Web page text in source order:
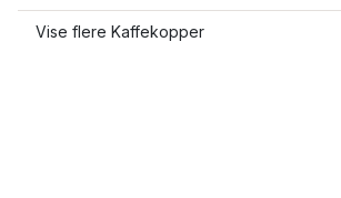
Vise flere Kaffekopper